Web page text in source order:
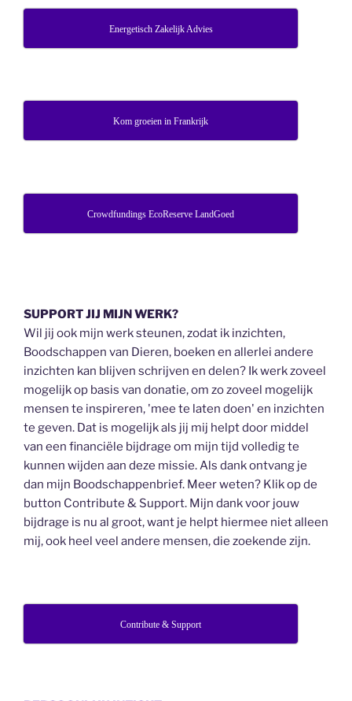
Energetisch Zakelijk Advies
Kom groeien in Frankrijk
Crowdfundings EcoReserve LandGoed
SUPPORT JIJ MIJN WERK?
Wil jij ook mijn werk steunen, zodat ik inzichten,
Boodschappen van Dieren, boeken en allerlei andere
inzichten kan blijven schrijven en delen? Ik werk zoveel
mogelijk op basis van donatie, om zo zoveel mogelijk
mensen te inspireren, 'mee te laten doen' en inzichten
te geven. Dat is mogelijk als jij mij helpt door middel
van een financiële bijdrage om mijn tijd volledig te
kunnen wijden aan deze missie. Als dank ontvang je
dan mijn Boodschappenbrief. Meer weten? Klik op de
button Contribute & Support. Mijn dank voor jouw
bijdrage is nu al groot, want je helpt hiermee niet alleen
mij, ook heel veel andere mensen, die zoekende zijn.
Contribute & Support